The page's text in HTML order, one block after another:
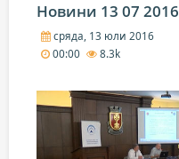
Новини 13 07 2016
сряда, 13 юли 2016
00:00
8.3k